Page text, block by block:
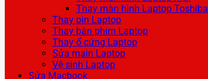
Thay màn hình Laptop Toshiba
Thay pin Laptop
Thay bàn phím Laptop
Thay ổ cứng Laptop
Sửa main Laptop
Vệ sinh Laptop
Sửa Macbook